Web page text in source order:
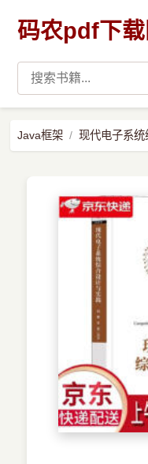
码农pdf下载
新兴语言
预订书籍
Java框架 现代电子系